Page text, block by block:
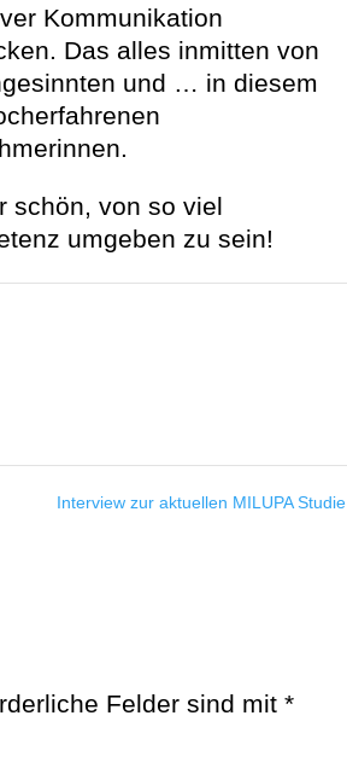
Kommunikation
Das alles inmitten von
und … in diesem
schön, von so viel
umgeben zu sein!
Interview zur aktuellen MILUPA Studie
Felder sind mit*